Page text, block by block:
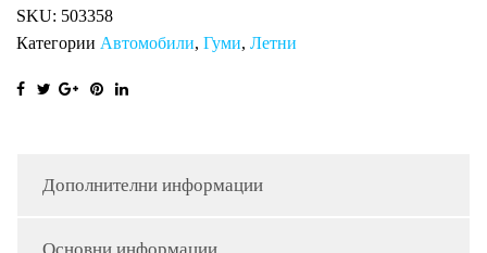
SKU: 503358
Категории Автомобили, Гуми, Летни
Дополнителни информации